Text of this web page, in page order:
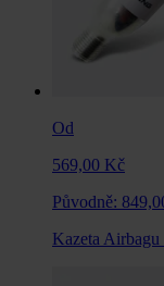
Od
569,00 Kč
Původně:
Kazeta Airbagu